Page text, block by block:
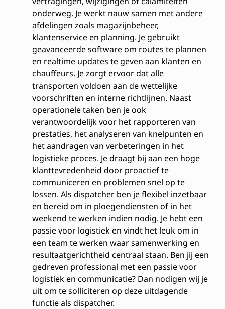
onderweg. Je werkt nauw samen met andere
afdelingen zoals magazijnbeheer,
klantenservice en planning. Je gebruikt
geavanceerde software om routes te plannen
en realtime updates te geven aan klanten en
chauffeurs. Je zorgt ervoor dat alle
transporten voldoen aan de wettelijke
voorschriften en interne richtlijnen. Naast
operationele taken ben je ook
verantwoordelijk voor het rapporteren van
prestaties, het analyseren van knelpunten en
het aandragen van verbeteringen in het
logistieke proces. Je draagt bij aan een hoge
klanttevredenheid door proactief te
communiceren en problemen snel op te
lossen. Als dispatcher ben je flexibel inzetbaar
en bereid om in ploegendiensten of in het
weekend te werken indien nodig. Je hebt een
passie voor logistiek en vindt het leuk om in
een team te werken waar samenwerking en
resultaatgerichtheid centraal staan. Ben jij een
gedreven professional met een passie voor
logistiek en communicatie? Dan nodigen wij je
uit om te solliciteren op deze uitdagende
functie als dispatcher.